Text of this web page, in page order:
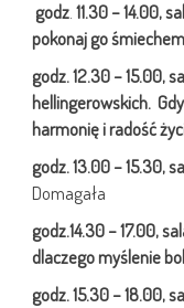
godz 11.30 – 14.00,
pokonaj go
godz. 12.30 – 15.00,
hellingerowskich.
harmonię i radość
godz. 13.00 – 15.30,
Domagała
godz.14.30 – 17.00,
dlaczego myślenie
godz. 15.30 – 18.00,